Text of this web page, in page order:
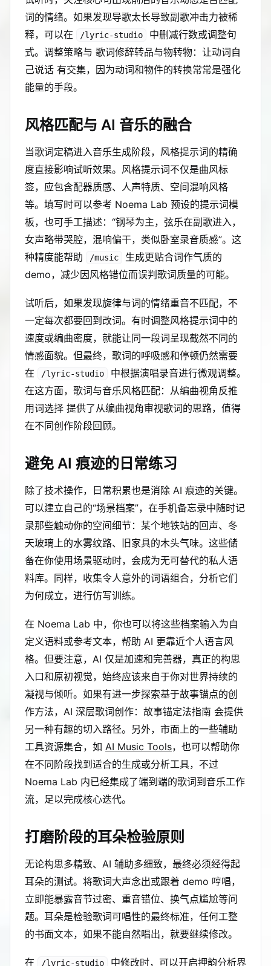
词的情绪。如果发现导歌太长导致副歌冲击力被稀
释，可以在
/lyric-studio
中删减行数或调整句
式。调整策略与 歌词修辞转品与物转物：让动词自
己说话 有交集，因为动词和物件的转换常常是强化
能量的手段。
风格匹配与 AI 音乐的融合
当歌词定稿进入音乐生成阶段，风格提示词的精确
度直接影响试听效果。风格提示词不仅是曲风标
签，应包含配器质感、人声特质、空间混响风格
等。填写时可以参考 Noema Lab 预设的提示词模
板，也可手工描述：“钢琴为主，弦乐在副歌进入，
女声略带哭腔，混响偏干，类似卧室录音质感”。这
种精度能帮助
/music
生成更贴合词作气质的
demo，减少因风格错位而误判歌词质量的可能。
试听后，如果发现旋律与词的情绪重音不匹配，不
一定每次都要回到改词。有时调整风格提示词中的
速度或编曲密度，就能让同一段词呈现截然不同的
情感面貌。但最终，歌词的呼吸感和停顿仍然需要
在
/lyric-studio
中根据演唱录音进行微观调整。
在这方面，歌词与音乐风格匹配：从编曲视角反推
用词选择 提供了从编曲视角审视歌词的思路，值得
在不同创作阶段回顾。
避免 AI 痕迹的日常练习
除了技术操作，日常积累也是消除 AI 痕迹的关键。
可以建立自己的“场景档案”，在手机备忘录中随时记
录那些触动你的空间细节：某个地铁站的回声、冬
天玻璃上的水雾纹路、旧家具的木头气味。这些储
备在你使用场景驱动时，会成为无可替代的私人语
料库。同样，收集令人意外的词语组合，分析它们
为何成立，进行仿写训练。
在 Noema Lab 中，你也可以将这些档案输入为自
定义语料或参考文本，帮助 AI 更靠近个人语言风
格。但要注意，AI 仅是加速和完善器，真正的构思
入口和原初视觉，始终应该来自于你对世界持续的
凝视与倾听。如果有进一步探索基于故事锚点的创
作方法，AI 深层歌词创作：故事锚定法指南 会提供
另一种有趣的切入路径。另外，市面上的一些辅助
工具资源集合，如 AI Music Tools，也可以帮助你
在不同阶段找到适合的生成或分析工具，不过
Noema Lab 内已经集成了端到端的歌词到音乐工作
流，足以完成核心迭代。
打磨阶段的耳朵检验原则
无论构思多精致、AI 辅助多细致，最终必须经得起
耳朵的测试。将歌词大声念出或跟着 demo 哼唱，
立即能暴露音节过密、重音错位、换气点尴尬等问
题。耳朵是检验歌词可唱性的最终标准，任何工整
的书面文本，如果不能自然唱出，就要继续修改。
在 /lyric-studio 中修改时，可以开启押韵分析界